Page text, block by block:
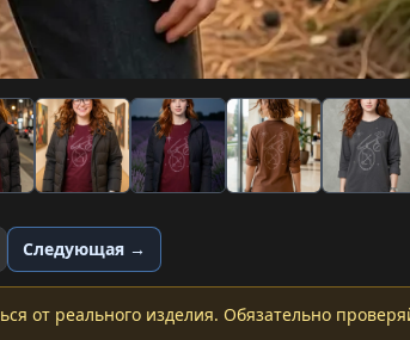
Следующая →
от реального изделия. Обязательно